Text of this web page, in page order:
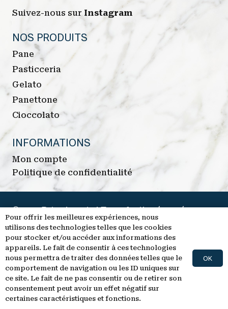
Suivez-nous sur Instagram
NOS PRODUITS
Pane
Pasticceria
Gelato
Panettone
Cioccolato
INFORMATIONS
Mon compte
Politique de confidentialité
© 2024 Brigat.paris | Tous droits réservés
Une réalisation :Ocreativis.com
Pour offrir les meilleures expériences, nous
utilisons des technologies telles que les cookies
pour stocker et/ou accéder aux informations des
appareils. Le fait de consentir à ces technologies
nous permettra de traiter des données telles que le
comportement de navigation ou les ID uniques sur
ce site. Le fait de ne pas consentir ou de retirer son
consentement peut avoir un effet négatif sur
certaines caractéristiques et fonctions.
OK